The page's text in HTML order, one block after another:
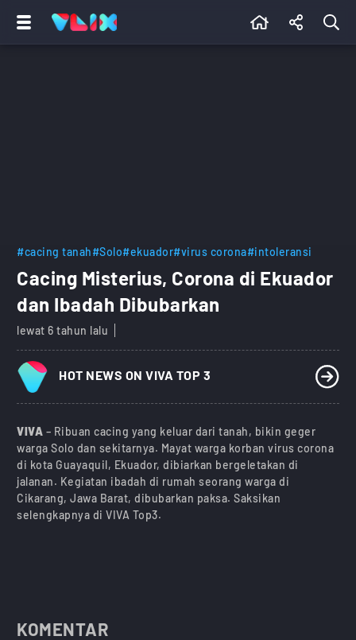
#cacing tanah#Solo#ekuador#virus corona#intoleransi
Cacing Misterius, Corona di Ekuador
dan Ibadah Dibubarkan
lewat 6 tahun lalu
HOT NEWS ON VIVA TOP 3
VIVA – Ribuan cacing yang keluar dari tanah, bikin geger
warga Solo dan sekitarnya. Mayat warga korban virus corona
di kota Guayaquil, Ekuador, dibiarkan bergeletakan di
jalanan. Kegiatan ibadah di rumah seorang warga di
Cikarang, Jawa Barat, dibubarkan paksa. Saksikan
selengkapnya di VIVA Top3.
KOMENTAR